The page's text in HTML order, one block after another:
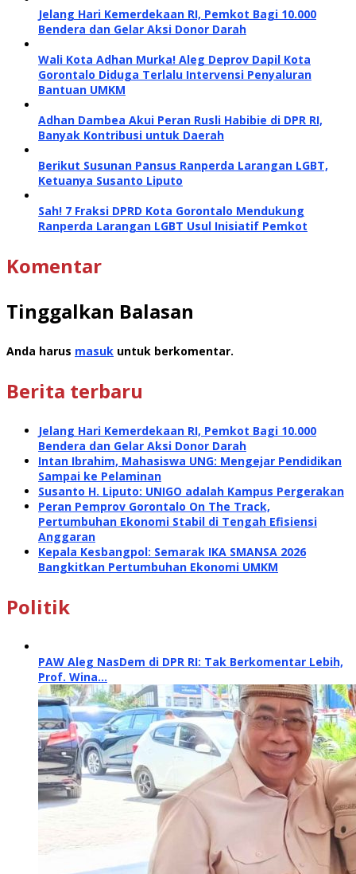
Jelang Hari Kemerdekaan RI, Pemkot Bagi 10.000
Bendera dan Gelar Aksi Donor Darah
Wali Kota Adhan Murka! Aleg Deprov Dapil Kota
Gorontalo Diduga Terlalu Intervensi Penyaluran
Bantuan UMKM
Adhan Dambea Akui Peran Rusli Habibie di DPR RI,
Banyak Kontribusi untuk Daerah
Berikut Susunan Pansus Ranperda Larangan LGBT,
Ketuanya Susanto Liputo
Sah! 7 Fraksi DPRD Kota Gorontalo Mendukung
Ranperda Larangan LGBT Usul Inisiatif Pemkot
Komentar
Tinggalkan Balasan
Anda harus masuk untuk berkomentar.
Berita terbaru
Jelang Hari Kemerdekaan RI, Pemkot Bagi 10.000
Bendera dan Gelar Aksi Donor Darah
Intan Ibrahim, Mahasiswa UNG: Mengejar Pendidikan
Sampai ke Pelaminan
Susanto H. Liputo: UNIGO adalah Kampus Pergerakan
Peran Pemprov Gorontalo On The Track,
Pertumbuhan Ekonomi Stabil di Tengah Efisiensi
Anggaran
Kepala Kesbangpol: Semarak IKA SMANSA 2026
Bangkitkan Pertumbuhan Ekonomi UMKM
Politik
PAW Aleg NasDem di DPR RI: Tak Berkomentar Lebih,
Prof. Wina…